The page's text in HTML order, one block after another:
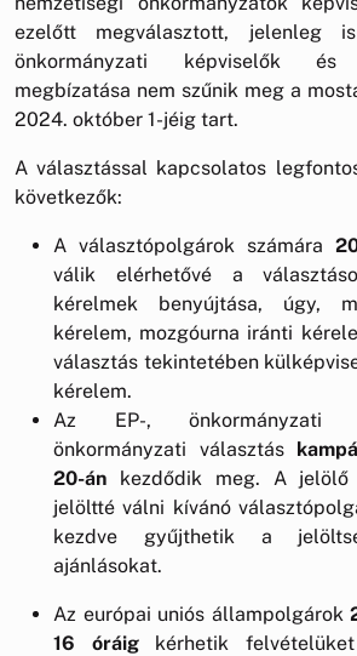
ezelőtt megválasztott, jelenleg
önkormányzati képviselők és
megbízatása nem szűnik meg a
2024. október 1-jéig tart.
A választással kapcsolatos
következők:
A választópolgárok számára
válik elérhetővé a
kérelmek benyújtása, úgy,
kérelem, mozgóurna iránti
választás tekintetében
kérelem.
Az EP-, önkormányzati
önkormányzati választás
20-án kezdődik meg. A jelölő
jelöltté válni kívánó
kezdve gyűjthetik a
ajánlásokat.
Az európai uniós állampolgárok
16
óráigkérhetik felvételüket